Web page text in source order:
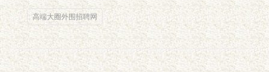
高端大圈外围招聘网